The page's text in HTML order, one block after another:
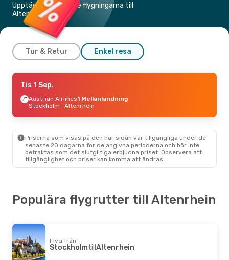
Upptäck de billigaste flygningarna till
Altenrhein
Tur & Retur Enkel resa
Tors 10 Sep.
Austrian Airlines1 Mellanlandning
Stockholm- Altenrhein
Altenrhein- Stockholm
Fre 18 Sep. - Sön 20 Sep.
Austrian Airlines 1 Mellanlandning
Stockholm
- Altenrhein
Ons 30 Sep.- Fre 2 Okt.
Göteborg
People's Viennaline
Altenrhein- Göteborg
Tis 1 Sep.
Austrian Airlines1 Mellanlandning
Stockholm- Altenrhein
Priserna som visas på den här sidan var tillgängliga under de
senaste 20 dagarna för de angivna perioderna och bör inte
betraktas som det slutgiltiga erbjudna priset. Observera att
tillgänglighet och priser kan komma att ändras.
Populära flygrutter till Altenrhein
Flyg från
StockholmtillAltenrhein